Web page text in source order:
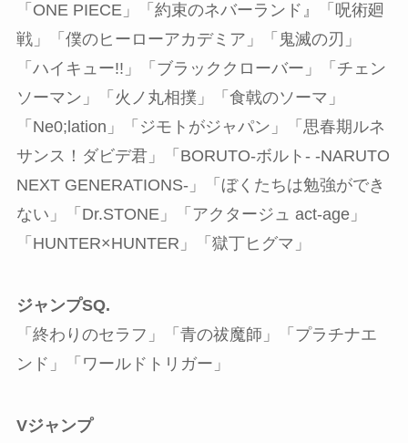
「ONE PIECE」「約束のネバーランド』「呪術廻
戦」「僕のヒーローアカデミア」「鬼滅の刃」
「ハイキュー!!」「ブラッククローバー」「チェン
ソーマン」「火ノ丸相撲」「食戟のソーマ」
「Ne0;lation」「ジモトがジャパン」「思春期ルネ
サンス！ダビデ君」「BORUTO-ボルト- -NARUTO
NEXT GENERATIONS-」「ぼくたちは勉強ができ
ない」「Dr.STONE」「アクタージュ act-age」
「HUNTER×HUNTER」「獄丁ヒグマ」
ジャンプSQ.
「終わりのセラフ」「青の祓魔師」「プラチナエ
ンド」「ワールドトリガー」
Vジャンプ